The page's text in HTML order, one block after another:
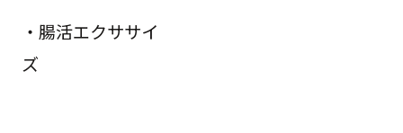
・腸活エクササイ
ズ